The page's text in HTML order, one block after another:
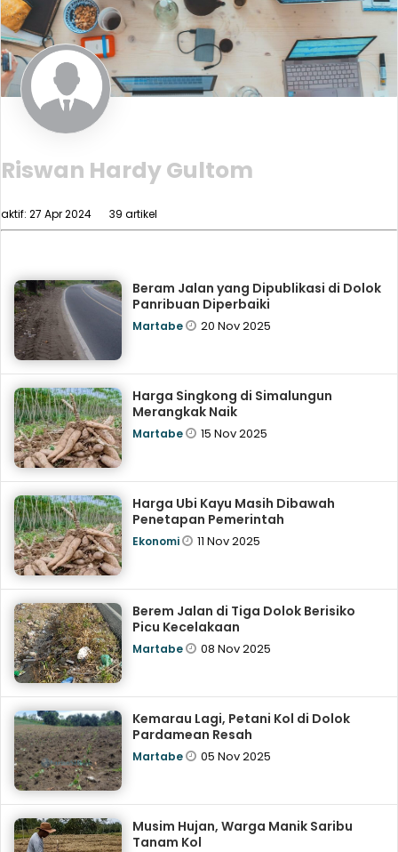
Riswan Hardy Gultom
aktif: 27 Apr 2024 39 artikel
Beram Jalan yang Dipublikasi di Dolok
Panribuan Diperbaiki
Martabe 20 Nov 2025
Harga Singkong di Simalungun
Merangkak Naik
Martabe 15 Nov 2025
Harga Ubi Kayu Masih Dibawah
Penetapan Pemerintah
Ekonomi 11 Nov 2025
Berem Jalan di Tiga Dolok Berisiko
Picu Kecelakaan
Martabe 08 Nov 2025
Kemarau Lagi, Petani Kol di Dolok
Pardamean Resah
Martabe 05 Nov 2025
Musim Hujan, Warga Manik Saribu
Tanam Kol